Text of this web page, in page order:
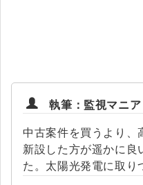
執筆：監視マニア
中古案件を買うより、
新設した方が遥かに良
た。太陽光発電に取り